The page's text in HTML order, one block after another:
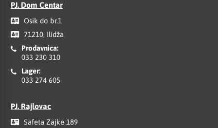
PJ. Dom Centar
Osik do br.1
71210, Ilidža
Prodavnica:
033 230 310
Lager:
033 274 605
PJ. Rajlovac
Safeta Zajke 189